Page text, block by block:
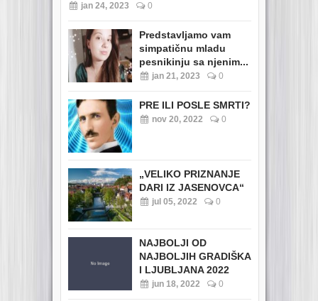
jan 24, 2023 0
Predstavljamo vam
simpatičnu mladu
pesnikinju sa njenim...
jan 21, 2023 0
PRE ILI POSLE SMRTI?
nov 20, 2022 0
„VELIKO PRIZNANJE
DARI IZ JASENOVCA“
jul 05, 2022 0
NAJBOLJI OD
NAJBOLJIH GRADIŠKA
I LJUBLJANA 2022
jun 18, 2022 0